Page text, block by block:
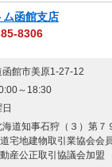
函館支店
8306
館市美原1-27-12
～18:30
道知事石狩（３）第７
道宅地建物取引業協会会
産公正取引協議会加盟